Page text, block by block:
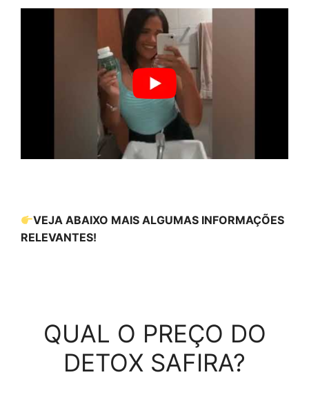
VEJA ABAIXO MAIS ALGUMAS INFORMAÇÕES
RELEVANTES!
QUAL O PREÇO DO
DETOX SAFIRA?